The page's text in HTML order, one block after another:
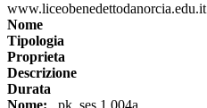
www.liceobenedettodanorcia.edu.it
Nome
Tipologia
Proprieta
Descrizione
Durata
Nome: _pk_ses.1.004a